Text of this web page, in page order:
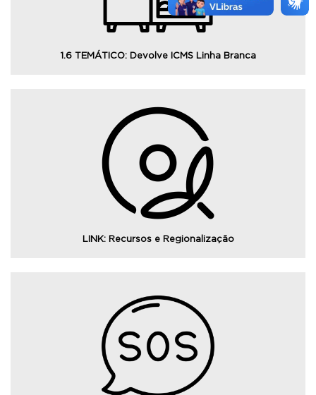
1.6 TEMÁTICO: Devolve ICMS Linha Branca
LINK: Recursos e Regionalização
Consulte o Painel de Transparência da Crise Climática,
com informações das despesas municipalizadas e as
receitas do Estado no enfrentamento dos danos
causados pelas enchentes de maio de 2024.
Consulte informações e serviços do governo do Rio
Grande do Sul em resposta aos efeitos das enchentes de
2024.